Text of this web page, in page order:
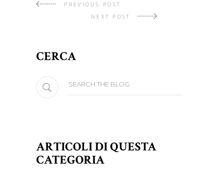
PREVIOUS POST
NEXT POST
CERCA
Search
for:
ARTICOLI DI QUESTA
CATEGORIA